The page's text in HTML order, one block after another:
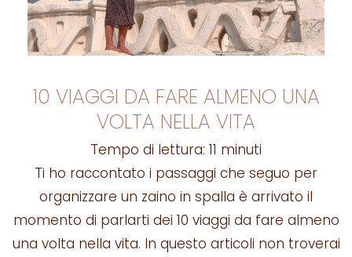
10 VIAGGI DA FARE ALMENO UNA
VOLTA NELLA VITA
Tempo di lettura: 11 minuti
Ti ho raccontato i passaggi che seguo per
organizzare un zaino in spalla è arrivato il
momento di parlarti dei 10 viaggi da fare almeno
una volta nella vita. In questo articoli non troverai